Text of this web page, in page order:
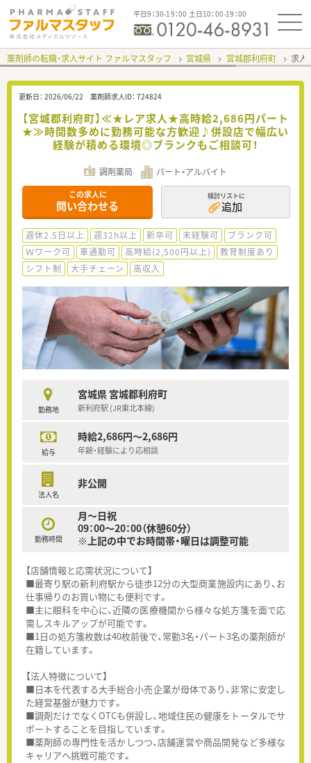
平日9：30-19：00 土日10：00-19：00
薬剤師の転職・求人サイト ファルマスタッフ 宮城県 宮城郡利府町 求人
更新日： 2026/06/22 薬剤師求人ID： 724824
【宮城郡利府町】≪★レア求人★高時給2,686円パート
★≫時間数多めに勤務可能な方歓迎♪併設店で幅広い
経験が積める環境◎ブランクもご相談可！
調剤薬局 パート・アルバイト
この求人に
問い合わせる
検討リストに
追加
週休2.5日以上 週32h以上 新卒可 未経験可
ブランク可
Ｗワーク可
車通勤可 高時給(2,500円以上)
教育制度あり
シフト制
大手チェーン 高収入
勤務地
宮城県 宮城郡利府町
新利府駅 (JR東北本線)
給与
時給2,686円～2,686円
年齢・経験により応相談
法人名
非公開
勤務時間
月～日祝
09：00～20：00（休憩60分）
※上記の中でお時間帯・曜日は調整可能
【店舗情報と応需状況について】
■最寄り駅の新利府駅から徒歩12分の大型商業施設内にあり、お
仕事帰りのお買い物にも便利です。
■主に眼科を中心に、近隣の医療機関から様々な処方箋を面で応
需しスキルアップが可能です。
■1日の処方箋枚数は40枚前後で、常勤3名・パート3名の薬剤師が
在籍しています。
【法人特徴について】
■日本を代表する大手総合小売企業が母体であり、非常に安定し
た経営基盤が魅力です。
■調剤だけでなくOTCも併設し、地域住民の健康をトータルでサ
ポートすることを目指しています。
■薬剤師の専門性を活かしつつ、店舗運営や商品開発など多様な
キャリアへ挑戦可能です。